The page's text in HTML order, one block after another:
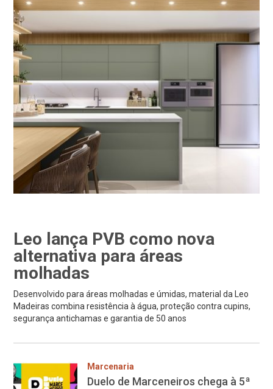
Leo lança PVB como nova
alternativa para áreas
molhadas
Desenvolvido para áreas molhadas e úmidas, material da Leo
Madeiras combina resistência à água, proteção contra cupins,
segurança antichamas e garantia de 50 anos
Marcenaria
Duelo de Marceneiros chega à 5ª